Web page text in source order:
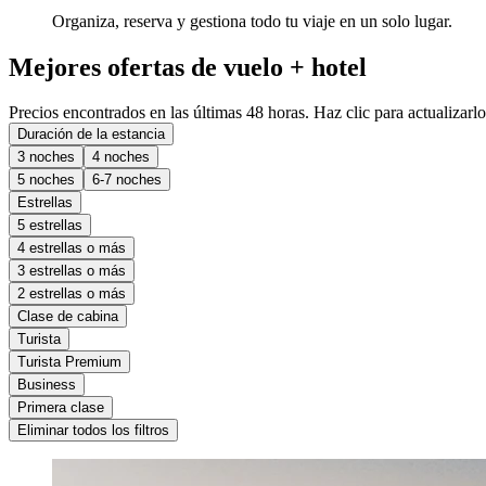
Organiza, reserva y gestiona todo tu viaje en un solo lugar.
Mejores ofertas de vuelo + hotel
Precios encontrados en las últimas 48 horas. Haz clic para
Duración de la estancia
3 noches
4 noches
5 noches
6-7 noches
Estrellas
5 estrellas
4 estrellas o más
3 estrellas o más
2 estrellas o más
Clase de cabina
Turista
Turista Premium
Business
Primera clase
Eliminar todos los filtros